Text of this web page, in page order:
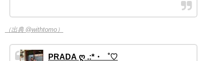
（出典 @withtomo）
PRADA ღ .:*・゜♡